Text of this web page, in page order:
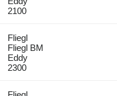
2100
Fliegl
Fliegl BM
Eddy
2300